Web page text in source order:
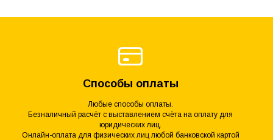
Способы оплаты
Любые способы оплаты.
Безналичный расчёт с выставлением счёта на оплату для
юридических лиц.
Онлайн-оплата для физических лиц любой банковской картой